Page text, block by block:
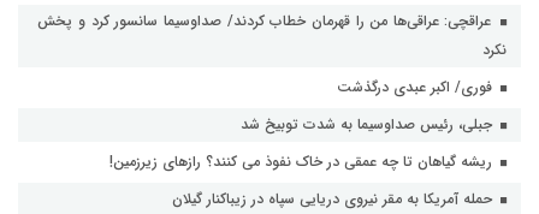
عراقچی: عراقی‌ها من را قهرمان خطاب کردند/ صداوسیما سانسور کرد و پخش
نکرد
فوری/ اکبر عبدی درگذشت
جبلی، رئیس صداوسیما به شدت توبیخ شد
ریشه گیاهان تا چه عمقی در خاک نفوذ می کنند؟ رازهای زیرزمین!
حمله آمریکا به مقر نیروی دریایی سپاه در زیباکنار گیلان